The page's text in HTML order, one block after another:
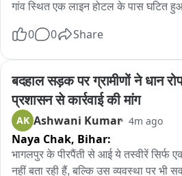
गांव स्थित एक लाइन होटल के पास घटित
जहाँ स्थानीय लोगो ने घायल को बेहतर
पीएमसीएच रेफर कर दिया जहां रास्ते में
बाद परिजनों का रोरोकर बुरा हाल है। मृतक
के लालूनगर गांव निवासी 30 वर्षीय बिपिन
बरबीघा थाना के चौकीदार ने कहा कि
बाद घायल की मौत हो गया।
0 0 Share
बदहाल सड़क पर ग्रामीणों ने धान
प्रशासन से कार्रवाई की मांग
AK Ashwani Kumar 4m ago
Naya Chak, Bihar:
भागलपुर के पीरपैंती से आई ये तस्वीरें सिर्फ
नहीं बता रही हैं, बल्कि उस व्यवस्था पर भी